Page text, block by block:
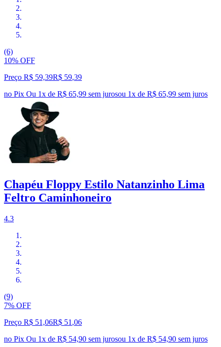
(6)
10% OFF
Preço R$ 59,39R$ 59,39
no Pix Ou 1x de R$ 65,99 sem jurosou 1x de R$ 65,99 sem juros
Chapéu Floppy Estilo Natanzinho Lima
Feltro Caminhoneiro
4.3
(9)
7% OFF
Preço R$ 51,06R$ 51 ,06
no Pix Ou 1x de R$ 54,90 sem jurosou 1x de R$ 54,90 sem juros